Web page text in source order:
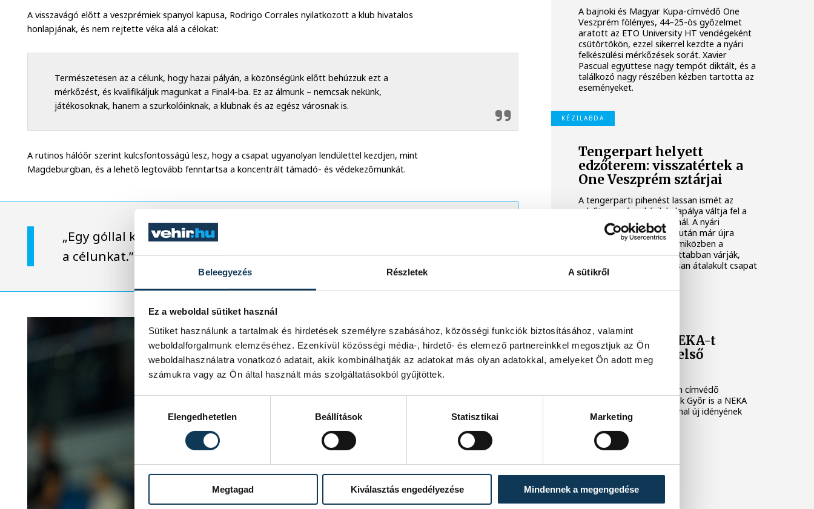
Beleegyezés Részletek A sütikről
Ez a weboldal sütiket használ
Sütiket használunk a tartalmak és hirdetések személyre szabásához, közösségi funkciók biztosításához, valamint
weboldalforgalmunk elemzéséhez. Ezenkívül közösségi média-, hirdető- és elemező partnereinkkel megosztjuk az Ön
weboldalhasználatra vonatkozó adatait, akik kombinálhatják az adatokat más olyan adatokkal, amelyeket Ön adott meg
számukra vagy az Ön által használt más szolgáltatásokból gyűjtöttek.
Elengedhetetlen
Beállítások Statisztikai Marketing
Megtagad Kiválasztás engedélyezése Mindennek a megengedése
A visszavágó előtt a veszprémiek spanyol kapusa, Rodrigo Corrales nyilatkozott a klub hivatalos
honlapjának, és nem rejtette véka alá a célokat:
Természetesen az a célunk, hogy hazai pályán, a közönségünk előtt behúzzuk ezt a
mérkőzést, és kvalifikáljuk magunkat a Final4-ba. Ez az álmunk – nemcsak nekünk,
játékosoknak, hanem a szurkolóinknak, a klubnak és az egész városnak is.
A rutinos hálóőr szerint kulcsfontosságú lesz, hogy a csapat ugyanolyan lendülettel kezdjen, mint
Magdeburgban, és a lehető legtovább fenntartsa a koncentrált támadó- és védekezőmunkát.
„Egy góllal kell többet szereznünk náluk, és akkor elérjük
a célunkat.”
A bajnoki és Magyar Kupa-címvédő One
Veszprém fölényes, 44–25-ös győzelmet
aratott az ETO University HT vendégeként
csütörtökön, ezzel sikerrel kezdte a nyári
felkészülési mérkőzések sorát. Xavier
Pascual együttese nagy tempót diktált, és a
találkozó nagy részében kézben tartotta az
eseményeket.
KÉZILABDA
Tengerpart helyett
edzőterem: visszatértek a
One Veszprém sztárjai
A tengerparti pihenést lassan ismét az
edzőterem és a kézilabdapálya váltja fel a
One Veszprém játékosainál. A nyári
szabadság utolsó napjai után már újra
együtt dolgozik a keret, miközben a
szurkolók is egyre izgatottabban várják,
mire lesz képes az alaposan átalakult csapat
az előttünk álló idényben.
A Veszprém a NEKA-t
fogadja az NB I első
fordulójában
A férfi kézilabda NB I-ben címvédő
Veszprém, és a női bajnok Győr is a NEKA
csapatát fogadja az élvonal új idényének
első fordulójában.